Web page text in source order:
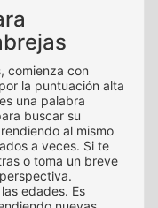
comienza con
la puntuación alta
una palabra
buscar su
al mismo
a veces. Si te
o toma un breve
edades. Es